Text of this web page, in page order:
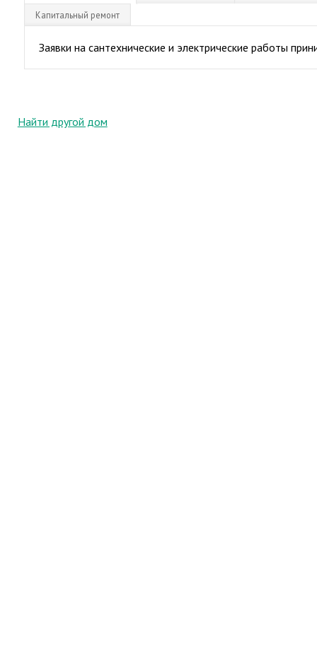
Капитальный ремонт
Заявки на сантехнические и электрические работы
Найти другой дом